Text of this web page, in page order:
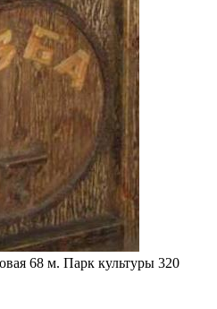
68 м. Парк культуры 320